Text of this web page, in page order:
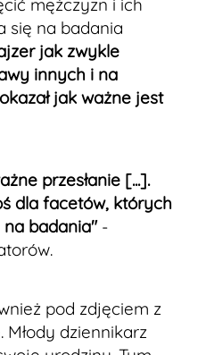
mężczyzn i ich
się na badania
jak zwykle
innych i na
jak ważne jest
przesłanie [...].
dla facetów, których
badania"-
pod zdjęciem z
dziennikarz